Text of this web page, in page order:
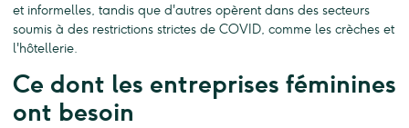
et informelles, tandis que d'autres opèrent dans des secteurs
soumis à des restrictions strictes de COVID, comme les crèches et
l'hôtellerie.
Ce dont les entreprises féminines
ont besoin